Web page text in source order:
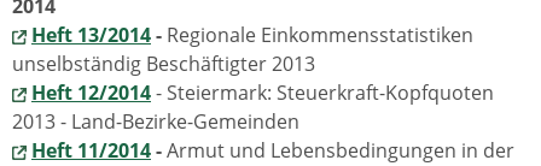
2014
Heft 13/2014- Regionale Einkommensstatistiken
unselbständig Beschäftigter 2013
Heft 12/2014- Steiermark: Steuerkraft-Kopfquoten
2013 - Land-Bezirke-Gemeinden
Heft 11/2014-Armut und Lebensbedingungen in der